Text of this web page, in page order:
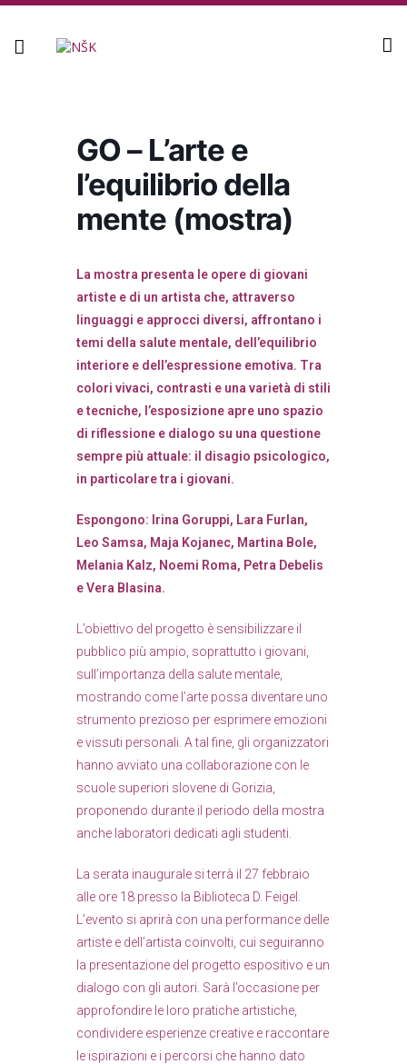
GO – L’arte e
l’equilibrio della
mente (mostra)
La mostra presenta le opere di giovani
artiste e di un artista che, attraverso
linguaggi e approcci diversi, affrontano i
temi della salute mentale, dell’equilibrio
interiore e dell’espressione emotiva. Tra
colori vivaci, contrasti e una varietà di stili
e tecniche, l’esposizione apre uno spazio
di riflessione e dialogo su una questione
sempre più attuale: il disagio psicologico,
in particolare tra i giovani.
Espongono: Irina Goruppi, Lara Furlan,
Leo Samsa, Maja Kojanec, Martina Bole,
Melania Kalz, Noemi Roma, Petra Debelis
e Vera Blasina.
L’obiettivo del progetto è sensibilizzare il
pubblico più ampio, soprattutto i giovani,
sull’importanza della salute mentale,
mostrando come l’arte possa diventare uno
strumento prezioso per esprimere emozioni
e vissuti personali. A tal fine, gli organizzatori
hanno avviato una collaborazione con le
scuole superiori slovene di Gorizia,
proponendo durante il periodo della mostra
anche laboratori dedicati agli studenti.
La serata inaugurale si terrà il 27 febbraio
alle ore 18 presso la Biblioteca D. Feigel.
L’evento si aprirà con una performance delle
artiste e dell’artista coinvolti, cui seguiranno
la presentazione del progetto espositivo e un
dialogo con gli autori. Sarà l’occasione per
approfondire le loro pratiche artistiche,
condividere esperienze creative e raccontare
le ispirazioni e i percorsi che hanno dato